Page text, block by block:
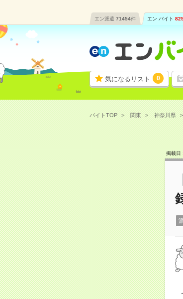
エン派遣 71454件 エン バイト
気になるリスト 0
バイトTOP 関東 神奈川県
掲載日